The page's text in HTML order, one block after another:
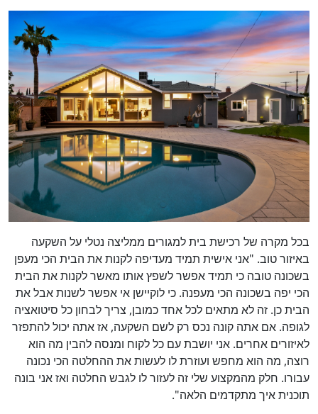
בכל מקרה של רכישת בית למגורים ממליצה נטלי על השקעה
באיזור טוב. "אני אישית תמיד מעדיפה לקנות את הבית הכי מעפן
בשכונה טובה כי תמיד אפשר לשפץ אותו מאשר לקנות את הבית
הכי יפה בשכונה הכי מעפנה. כי לוקיישן אי אפשר לשנות אבל את
הבית כן. זה לא מתאים לכל אחד כמובן, צריך לבחון כל סיטואציה
לגופה. אם אתה קונה נכס רק לשם השקעה, אז אתה יכול להתפזר
לאיזורים אחרים. אני יושבת עם כל לקוח ומנסה להבין מה הוא
רוצה, מה הוא מחפש ועוזרת לו לעשות את ההחלטה הכי נכונה
עבורו. חלק מהמקצוע שלי זה לעזור לו לגבש החלטה ואז אני בונה
תוכנית איך מתקדמים הלאה".